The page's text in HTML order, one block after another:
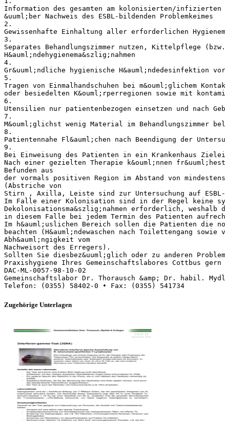
Information des gesamten am kolonisierten/infizierten
&uuml;ber Nachweis des ESBL-bildenden Problemkeimes
2.
Gewissenhafte Einhaltung aller erforderlichen
3.
Separates Behandlungszimmer nutzen, Kittelpflege
H&auml;ndehygienema&szlig;nahmen
4.
Gr&uuml;ndliche hygienische H&auml;ndedesinfektion
5.
Tragen von Einmalhandschuhen bei m&ouml;glichem
oder besiedelten K&ouml;rperregionen sowie mit
6.
Utensilien nur patientenbezogen einsetzen und nach
7.
M&ouml;glichst wenig Material im Behandlungszimmer
8.
Patientennahe Fl&auml;chen nach Beendigung der
9.
Bei Einweisung des Patienten in ein Krankenhaus
Nach einer gezielten Therapie k&ouml;nnen
Befunden aus
der vormals positiven Region im Abstand von
(Abstriche von
Stirn , Axilla, Leiste sind zur Untersuchung auf
Im Falle einer Kolonisation sind in der Regel keine
Dekolonisationsma&szlig;nahmen erforderlich, weshalb
in diesem Falle bei jedem Termin des Patienten
Im h&auml;uslichen Bereich sollen die Patienten die
beachten (H&auml;ndewaschen nach Toilettengang
Abh&auml;ngigkeit vom
Nachweisort des Erregers).
Sollten Sie diesbez&uuml;glich oder zu anderen
Praxishygiene Ihres Gemeinschaftslabores Cottbus gern
DAC-ML-0057-98-10-02
Gemeinschaftslabor Dr. Thorausch &amp; Dr. habil.
Zugehörige Unterlagen